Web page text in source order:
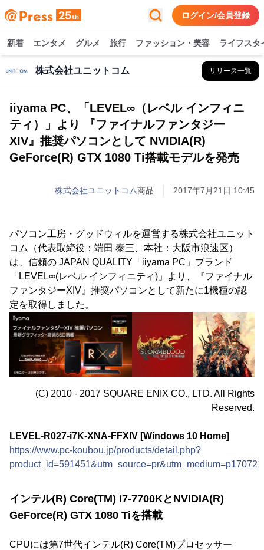
ログイン/会員登録
新着 エンタメ グルメ 旅行 ファッション・美容 ライフスタ
株式会社ユニットコム リリース一覧
iiyama PC、「LEVEL∞（レベル インフィニ
ティ）」より 『ファイナルファンタジー
XIV』推奨パソコンとして NVIDIA(R)
GeForce(R) GTX 1080 Ti搭載モデルを発売
株式会社ユニットコム商品 2017年7月21日 10:45
パソコン工房・グッドウィルを運営する株式会社ユニット
コム（代表取締役：端田 泰三、本社：大阪市浪速区）
は、信頼の JAPAN QUALITY「iiyama PC」ブランド
「LEVEL∞(レベル インフィニティ)」より、『ファイナル
ファンタジーXIV』推奨パソコンとして新たに1機種の認
定を取得しました。
(C) 2010 - 2017 SQUARE ENIX CO., LTD. All Rights
Reserved.
LEVEL-R027-i7K-XNA-FFXIV [Windows 10 Home]
https://www.pc-koubou.jp/products/detail.php?
インテル(R) Core(TM) i7-7700KとNVIDIA(R)
GeForce(R) GTX 1080 Tiを搭載
CPUには第7世代インテル(R) Core(TM)プロセッサー